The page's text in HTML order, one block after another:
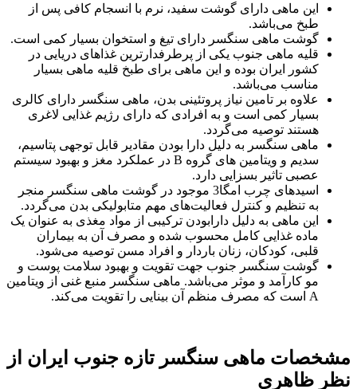
این ماهی دارای گوشت سفید، نرم با انسجام کافی پس از
طبخ می‌‌باشد.
گوشت ماهی سنگسر دارای تیغ و استخوان بسیار کمی است.
قلیه ماهی جنوب یکی از پرطرفدارترین غذاهای دریایی در
کشور ایران بوده و این ماهی برای طبخ قلیه ماهی بسیار
مناسب می‌‌باشد.
علاوه بر تامین نیاز پروتئینی بدن، ماهی سنگسر دارای کالری
بسیار کمی است و به افرادی که دارای رژیم غذایی لاغری
هستند توصیه می‌‌گردد.
ماهی سنگسر به دلیل دارا بودن مقادیر قابل توجهی پتاسیم،
سدیم و ویتامین های گروه B در عملکرد مغز و بهبود سیستم
عصبی تاثیر بسزایی دارد.
اسیدهای چرب امگا3 موجود در گوشت ماهی سنگسر منجر
به تنظیم و کنترل فعالیت‌‌های مهم متابولیکی بدن می‌‌گردد.
این ماهی به دلیل دارابودن ترکیبی از مواد مغذی به عنوان یک
ماده غذایی کامل محسوب شده و مصرف آن به بیماران
قلبی، کودکان، زنان باردار و افراد مسن توصیه می‌‌شود.
گوشت سنگسر جنوب جهت تقویت و بهبود سلامت پوست و
مو کارآمد و موثر می‌‌باشد. ماهی سنگسر منبع غنی از ویتامین
A است که مصرف منظم آن بینایی را تقویت می‌‌کند.
مشخصات ماهی سنگسر تازه جنوب ایران از
نظر ظاهری